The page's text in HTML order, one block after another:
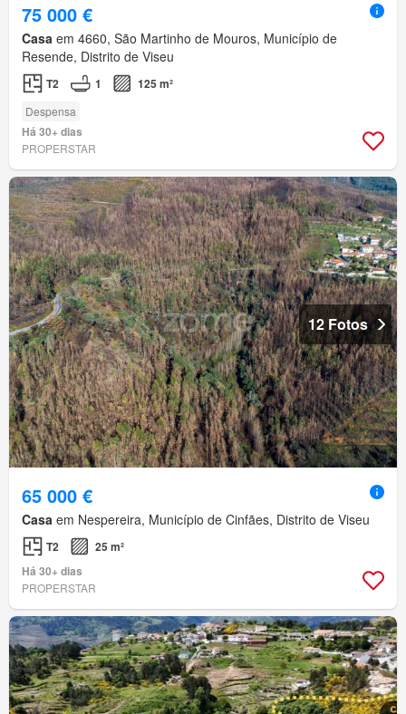
75 000 €
Casa em 4660, São Martinho de Mouros, Município de
Resende, Distrito de Viseu
T2 1 125 m²
Despensa
Há 30+ dias
PROPERSTAR
12 Fotos
65 000 €
Casa em Nespereira, Município de Cinfães, Distrito de Viseu
T2
25 m²
Há 30+ dias
PROPERSTAR